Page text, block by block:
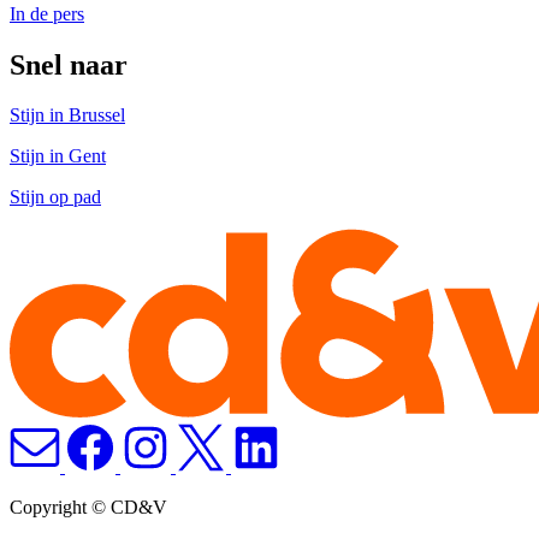
In de pers
Snel naar
Stijn in Brussel
Stijn in Gent
Stijn op pad
Copyright © CD&V